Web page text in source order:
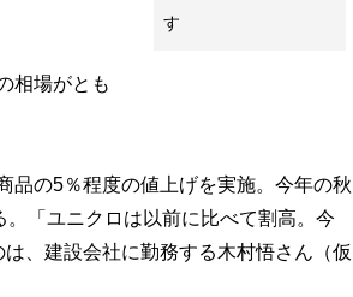
す
相場がとも
の5％程度の値上げを実施。今年の秋
「ユニクロは以前に比べて割高。今
、建設会社に勤務する木村悟さん（仮